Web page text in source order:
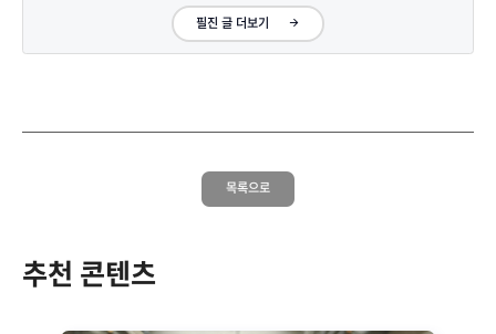
필진 글 더보기
목록으로
추천 콘텐츠